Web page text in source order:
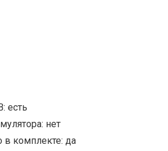
есть
нет
в комплекте: да